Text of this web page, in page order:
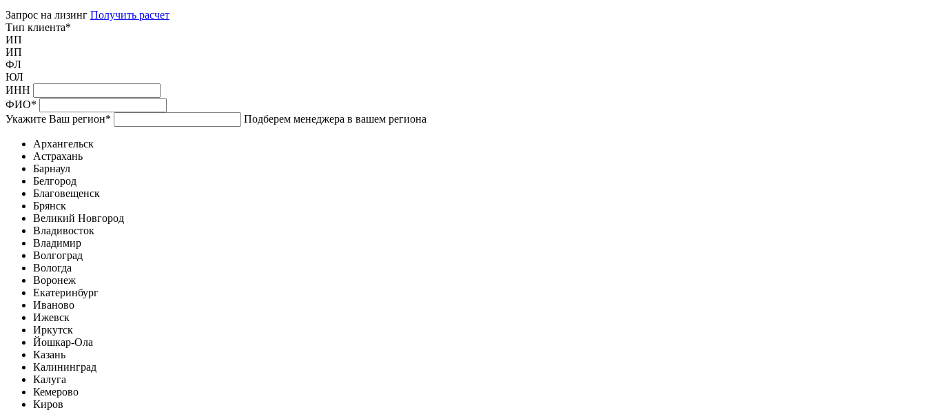
Запрос на лизинг Получить расчет
Тип клиента*
ИП
ИП
ФЛ
ЮЛ
ИНН
ФИО*
Укажите Ваш регион* Подберем менеджера в вашем региона
Архангельск
Астрахань
Барнаул
Белгород
Благовещенск
Брянск
Великий Новгород
Владивосток
Владимир
Волгоград
Вологда
Воронеж
Екатеринбург
Иваново
Ижевск
Иркутск
Йошкар-Ола
Казань
Калининград
Калуга
Кемерово
Киров